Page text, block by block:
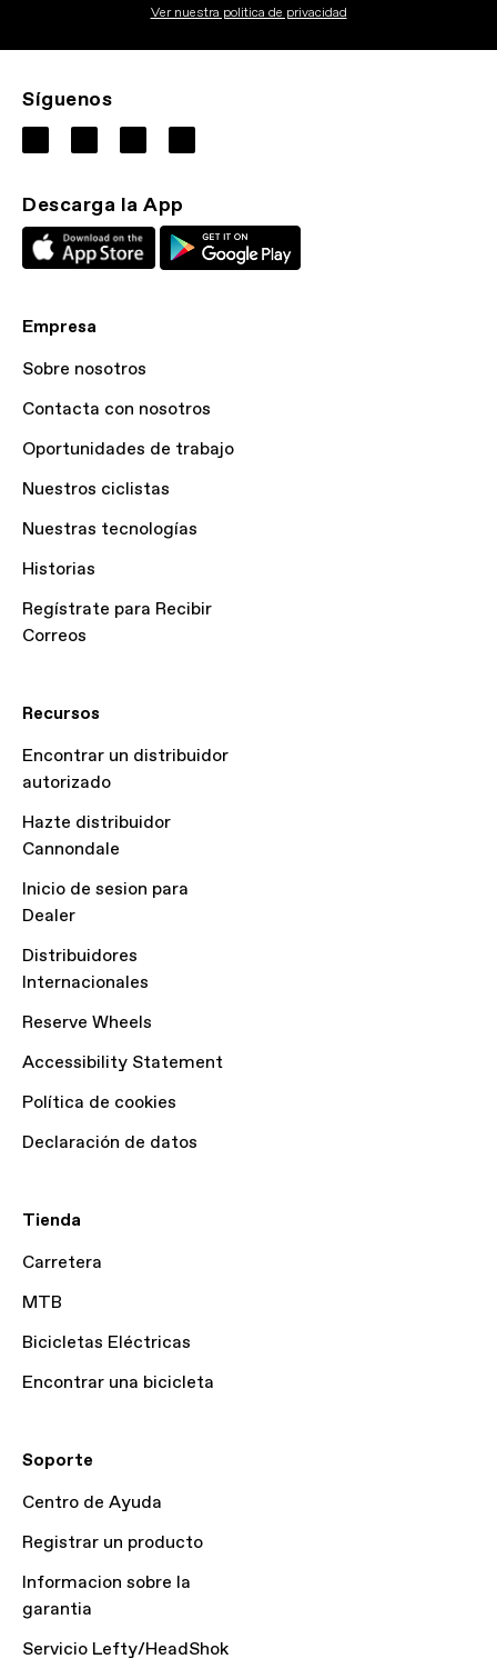
Ver nuestra politica de privacidad
Síguenos
Descarga la App
Empresa
Sobre nosotros
Contacta con nosotros
Oportunidades de trabajo
Nuestros ciclistas
Nuestras tecnologías
Historias
Regístrate para Recibir
Correos
Recursos
Encontrar un distribuidor
autorizado
Hazte distribuidor
Cannondale
Inicio de sesion para
Dealer
Distribuidores
Internacionales
Reserve Wheels
Accessibility Statement
Política de cookies
Declaración de datos
Tienda
Carretera
MTB
Bicicletas Eléctricas
Encontrar una bicicleta
Soporte
Centro de Ayuda
Registrar un producto
Informacion sobre la
garantia
Servicio Lefty/HeadShok